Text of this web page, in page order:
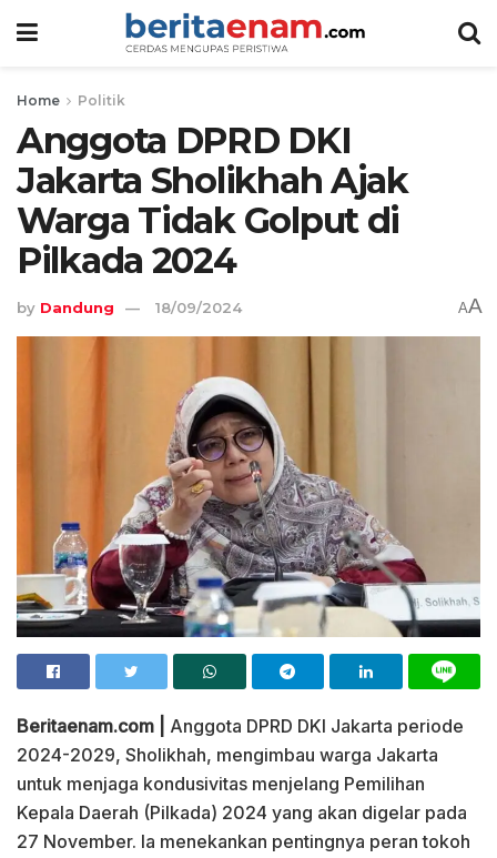
Home Politik
Anggota DPRD DKI
Jakarta Sholikhah Ajak
Warga Tidak Golput di
Pilkada 2024
by Dandung 18/09/2024 AA
Beritaenam.com |
Anggota DPRD DKI Jakarta periode
2024-2029, Sholikhah, mengimbau warga Jakarta
untuk menjaga kondusivitas menjelang Pemilihan
Kepala Daerah (Pilkada) 2024 yang akan digelar pada
27 November. Ia menekankan pentingnya peran tokoh